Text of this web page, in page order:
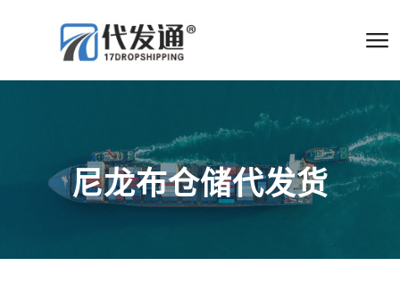
尼龙布仓储代发货